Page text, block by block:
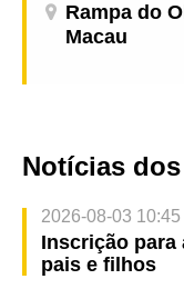
Rampa do
Macau
Notícias
2026-08-03 10:45
Inscrição para
pais e filhos